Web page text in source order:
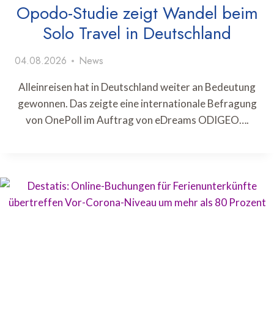
Opodo-Studie zeigt Wandel beim
Solo Travel in Deutschland
04.08.2026 News
Alleinreisen hat in Deutschland weiter an Bedeutung
gewonnen. Das zeigte eine internationale Befragung
von OnePoll im Auftrag von eDreams ODIGEO….